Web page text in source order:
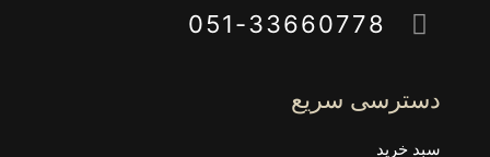
051-33660778
دسترسی سریع
سبد خرید